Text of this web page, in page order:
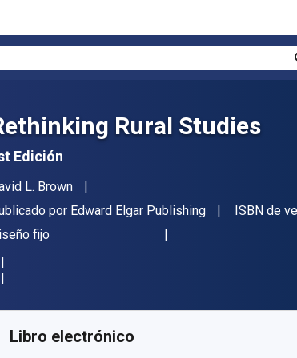
Rural Studies
Edición
L. Brown
por Edward Elgar Publishing ISBN de
fijo
Libro electrónico